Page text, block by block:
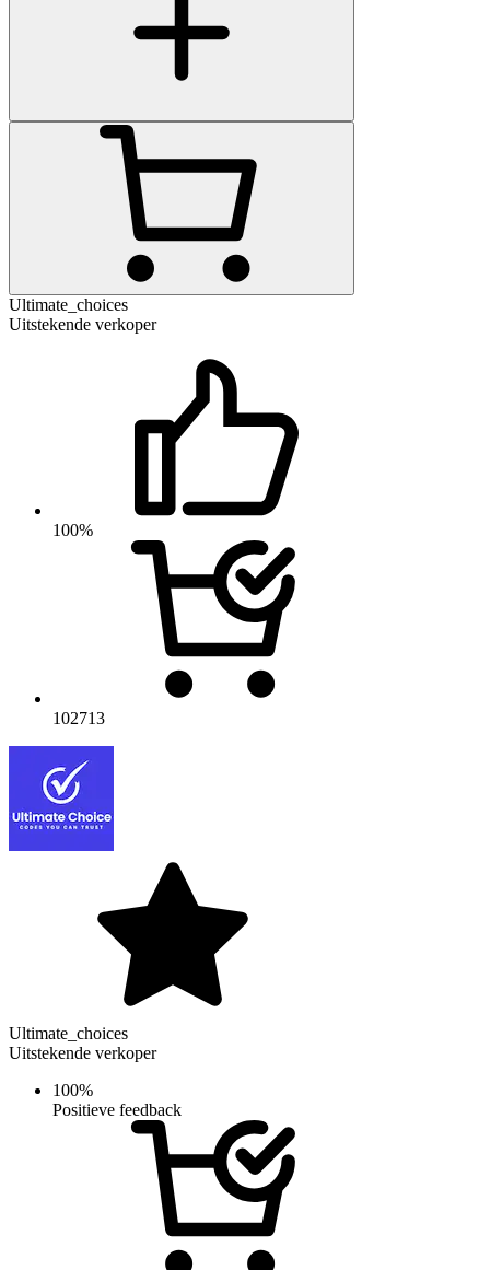
Ultimate_choices
Uitstekende verkoper
100%
102713
Ultimate_choices
Uitstekende verkoper
100%
Positieve feedback